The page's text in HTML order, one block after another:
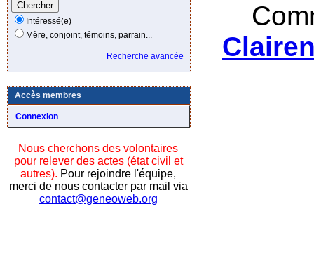
Intéressé(e)
Mère, conjoint, témoins, parrain...
Recherche avancée
Accès membres
Connexion
Nous cherchons des volontaires
pour relever des actes (état civil et
autres). Pour rejoindre l'équipe,
merci de nous contacter par mail via
contact@geneoweb.org